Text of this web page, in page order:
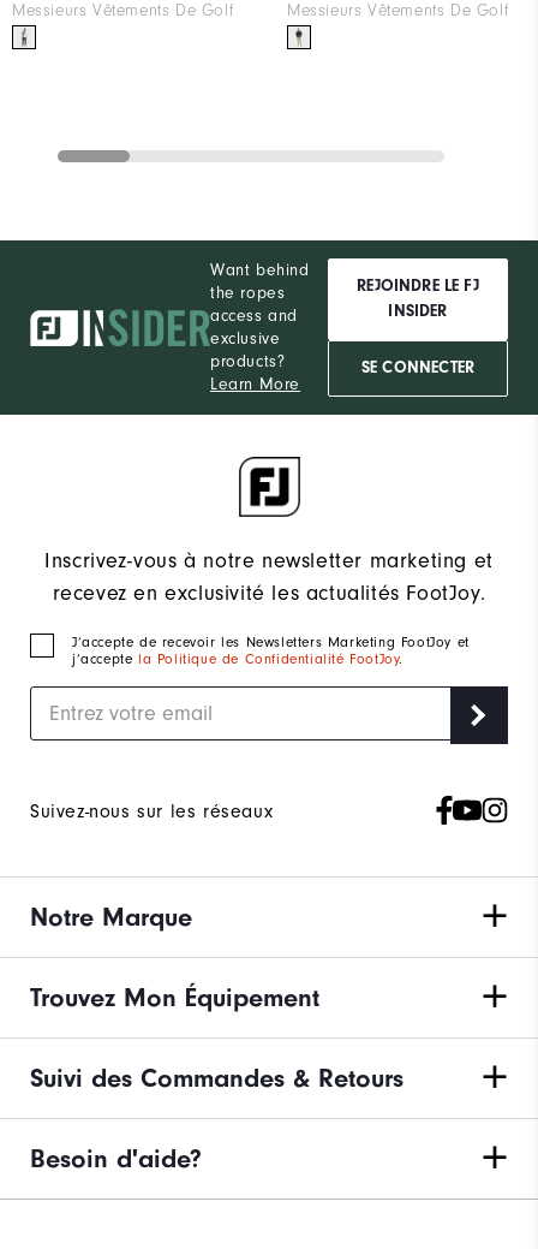
Messieurs Vêtements De Golf Messieurs Vêtements De Golf
Want behind
the ropes
access and
exclusive
products?
Learn More
REJOINDRE LE FJ
INSIDER
SE CONNECTER
Inscrivez-vous à notre newsletter marketing et
recevez en exclusivité les actualités FootJoy.
J‘accepte de recevoir les Newsletters Marketing FootJoy et
j’accepte la Politique de Confidentialité FootJoy.
Suivez-nous sur les réseaux
Notre Marque
Trouvez Mon Équipement
Suivi des Commandes & Retours
Besoin d'aide?